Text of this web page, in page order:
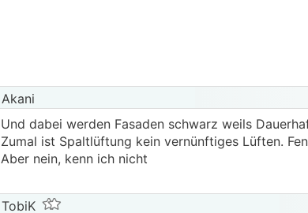
Akani
Und dabei werden Fasaden schwarz weils
Zumal ist Spaltlüftung kein vernünftiges Lüften.
Aber nein, kenn ich nicht
TobiK